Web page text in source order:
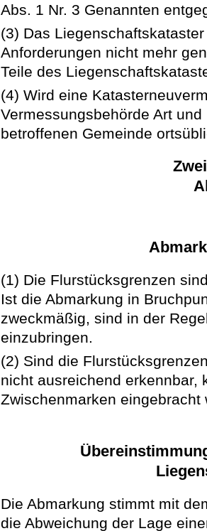
Abs. 1 Nr. 3 Genannten
(3) Das
Anforderungen nicht mehr
Teile des
(4) Wird eine
Vermessungsbehörde Art
betroffenen Gemeinde
(1) Die Flurstücksgrenzen
Ist die Abmarkung in
zweckmäßig, sind in der
einzubringen.
(2) Sind die
nicht ausreichend erkennbar,
Zwischenmarken eingebracht
Die Abmarkung stimmt mit
die Abweichung der Lage